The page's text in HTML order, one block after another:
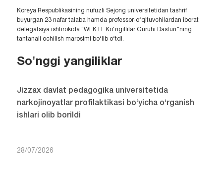
Koreya Respublikasining nufuzli Sejong universitetidan tashrif
buyurgan 23 nafar talaba hamda professor-o‘qituvchilardan iborat
delegatsiya ishtirokida “WFK IT Ko‘ngillilar Guruhi Dasturi”ning
tantanali ochilish marosimi bo‘lib o‘tdi.
So'nggi yangiliklar
Jizzax davlat pedagogika universitetida
narkojinoyatlar profilaktikasi bo‘yicha o‘rganish
ishlari olib borildi
28/07/2026